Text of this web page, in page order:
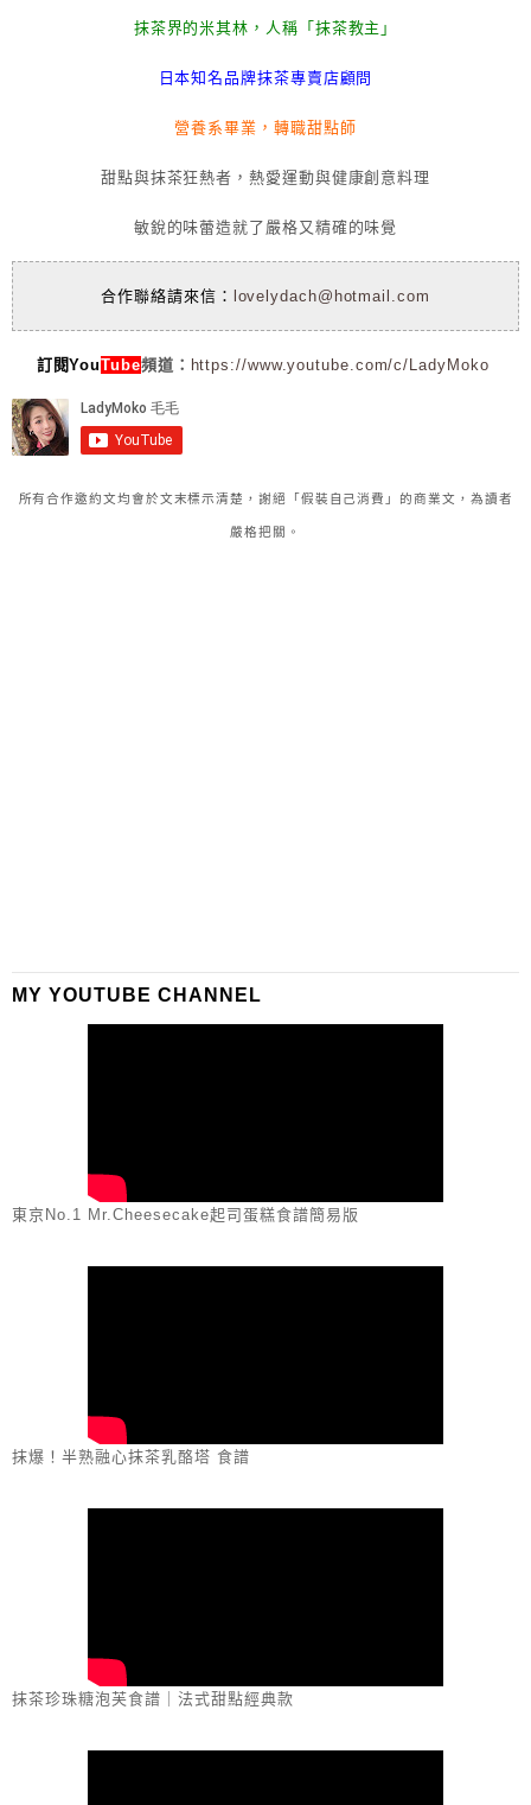
抹茶界的米其林，人稱「抹茶教主」
日本知名品牌抹茶專賣店顧問
營養系畢業，轉職甜點師
甜點與抹茶狂熱者，熱愛運動與健康創意料理
敏銳的味蕾造就了嚴格又精確的味覺
合作聯絡請來信： lovelydach@hotmail.com
訂閱YouTube頻道： https://www.youtube.com/c/LadyMoko
所有合作邀約文均會於文末標示清楚，謝絕「假裝自己消費」的商業文，為讀者
嚴格把關。
MY YOUTUBE CHANNEL
東京No.1 Mr.Cheesecake起司蛋糕食譜簡易版
抹爆！半熟融心抹茶乳酪塔 食譜
抹茶珍珠糖泡芙食譜｜法式甜點經典款